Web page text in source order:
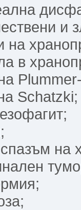
и
на
в
Schatzki;
на